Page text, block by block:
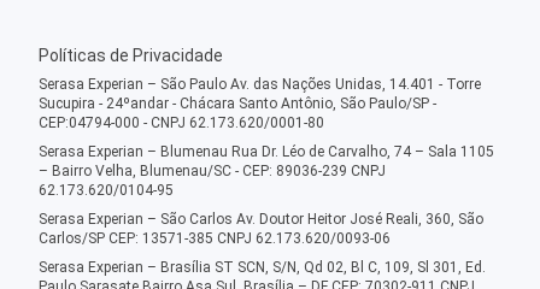
Políticas de Privacidade
Serasa Experian – São Paulo Av. das Nações Unidas, 14.401 - Torre
Sucupira - 24ºandar - Chácara Santo Antônio, São Paulo/SP -
CEP:04794-000 - CNPJ 62.173.620/0001-80
Serasa Experian – Blumenau Rua Dr. Léo de Carvalho, 74 – Sala 1105
– Bairro Velha, Blumenau/SC - CEP: 89036-239 CNPJ
62.173.620/0104-95
Serasa Experian – São Carlos Av. Doutor Heitor José Reali, 360, São
Carlos/SP CEP: 13571-385 CNPJ 62.173.620/0093-06
Serasa Experian – Brasília ST SCN, S/N, Qd 02, Bl C, 109, Sl 301, Ed.